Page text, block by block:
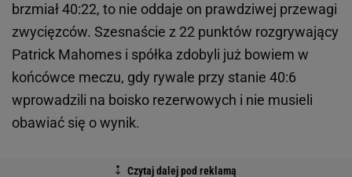
brzmiał 40:22, to nie oddaje on prawdziwej przewagi
zwycięzców. Szesnaście z 22 punktów rozgrywający
Patrick Mahomes i spółka zdobyli już bowiem w
końcówce meczu, gdy rywale przy stanie 40:6
wprowadzili na boisko rezerwowych i nie musieli
obawiać się o wynik.